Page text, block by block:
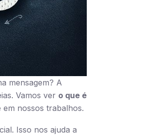
mensagem? A
Vamos ver o que é
nossos trabalhos.
Isso nos ajuda a